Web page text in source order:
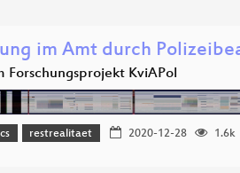
im Amt durch
Forschungsprojekt KviAPol
restrealitaet 2020-12-28 1.6k